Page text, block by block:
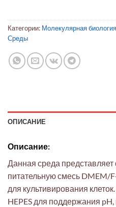
Категории: Молекулярная
Среды
ОПИСАНИЕ
Описание:
Данная среда
питательную смесь DMEM/
для культивирования
HEPES для поддержания